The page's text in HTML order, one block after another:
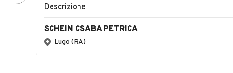
Descrizione
SCHEIN CSABA PETRICA
Lugo (RA)